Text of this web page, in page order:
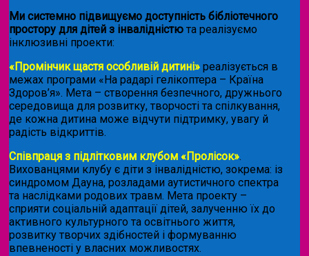
Ми системно підвищуємо доступність бібліотечного
простору для дітей з інвалідністю та реалізуємо
інклюзивні проекти:
«Промінчик щастя особливій дитині» реалізується в
межах програми «На радарі гелікоптера – Країна
Здоров’я». Мета – створення безпечного, дружнього
середовища для розвитку, творчості та спілкування,
де кожна дитина може відчути підтримку, увагу й
радість відкриттів.
Співпраця з підлітковим клубом «Пролісок».
Вихованцями клубу є діти з інвалідністю, зокрема: із
синдромом Дауна, розладами аутистичного спектра
та наслідками родових травм. Мета проекту –
сприяти соціальній адаптації дітей, залученню їх до
активного культурного та освітнього життя,
розвитку творчих здібностей і формуванню
впевненості у власних можливостях.